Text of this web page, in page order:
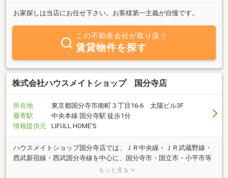
お家探しは当店にお任せ下さい。お客様第一主義が自慢です。
この不動産会社が取り扱う
賃貸物件を探す
株式会社ハウスメイトショップ 国分寺店
所在地
東京都国分寺市南町３丁目16-6 太陽ビル3F
最寄駅
中央本線 国分寺駅 徒歩1分
情報提供元
LIFULL HOME'S
ハウスメイトショップ国分寺店では、ＪＲ中央線・ＪＲ武蔵野線・
西武新宿線・西武国分寺線を中心に、国分寺市・国立市・小平市等
の物件情報を多数ご用意しております。賃貸だけでなく、売買もご
もっと見る